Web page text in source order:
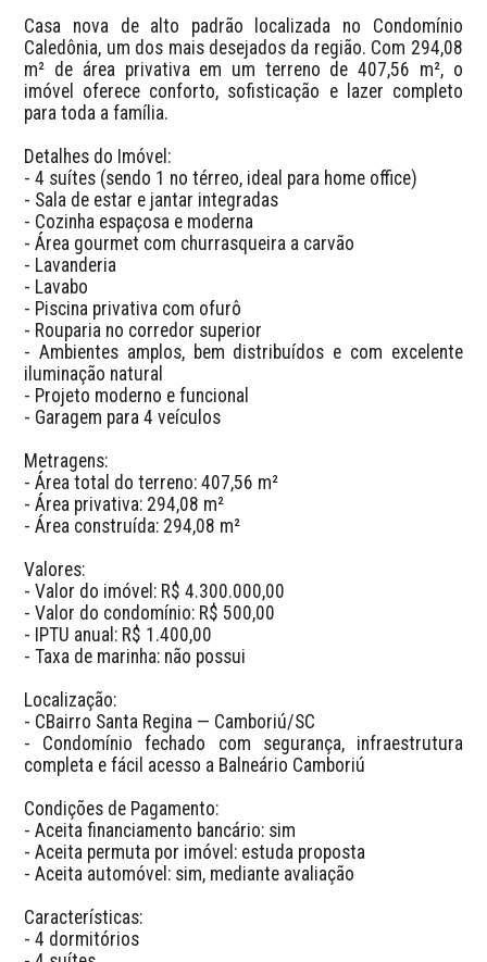
Casa nova de alto padrão localizada no Condomínio
Caledônia, um dos mais desejados da região. Com 294,08
m² de área privativa em um terreno de 407,56 m², o
imóvel oferece conforto, sofisticação e lazer completo
para toda a família.
Detalhes do Imóvel:
- 4 suítes (sendo 1 no térreo, ideal para home office)
- Sala de estar e jantar integradas
- Cozinha espaçosa e moderna
- Área gourmet com churrasqueira a carvão
- Lavanderia
- Lavabo
- Piscina privativa com ofurô
- Rouparia no corredor superior
- Ambientes amplos, bem distribuídos e com excelente
iluminação natural
- Projeto moderno e funcional
- Garagem para 4 veículos
Metragens:
- Área total do terreno: 407,56 m²
- Área privativa: 294,08 m²
- Área construída: 294,08 m²
Valores:
- Valor do imóvel: R$ 4.300.000,00
- Valor do condomínio: R$ 500,00
- IPTU anual: R$ 1.400,00
- Taxa de marinha: não possui
Localização:
- CBairro Santa Regina — Camboriú/SC
- Condomínio fechado com segurança, infraestrutura
completa e fácil acesso a Balneário Camboriú
Condições de Pagamento:
- Aceita financiamento bancário: sim
- Aceita permuta por imóvel: estuda proposta
- Aceita automóvel: sim, mediante avaliação
Características:
- 4 dormitórios